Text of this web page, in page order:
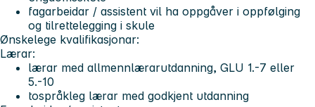
fagarbeidar / assistent vil ha oppgåver i oppfølging
og tilrettelegging i skule
Ønskelege kvalifikasjonar:
Lærar:
lærar med allmennlærarutdanning, GLU 1.-7 eller
5.-10
tospråkleg lærar med godkjent utdanning